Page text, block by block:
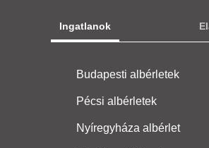
Ingatlanok
Budapesti albérletek
Pécsi albérletek
Nyíregyháza albérlet